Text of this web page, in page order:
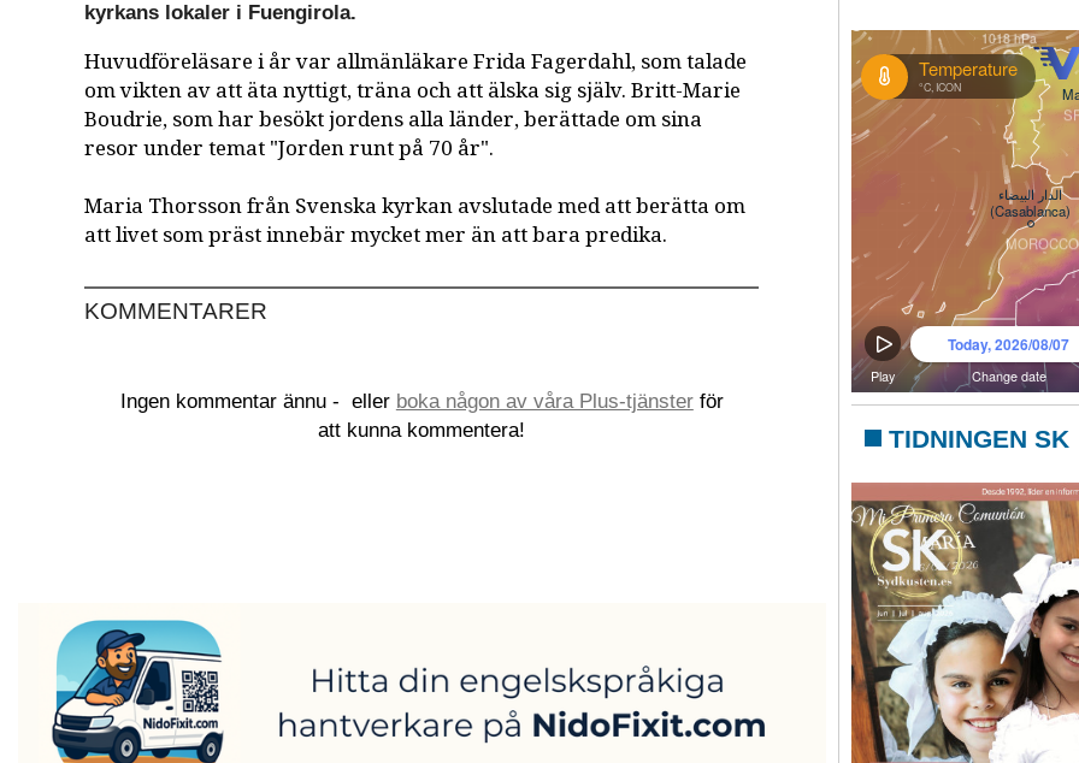
kyrkans lokaler i Fuengirola.
Huvudföreläsare i år var allmänläkare Frida Fagerdahl, som talade
om vikten av att äta nyttigt, träna och att älska sig själv. Britt-Marie
Boudrie, som har besökt jordens alla länder, berättade om sina
resor under temat "Jorden runt på 70 år".
Maria Thorsson från Svenska kyrkan avslutade med att berätta om
att livet som präst innebär mycket mer än att bara predika.
KOMMENTARER
Ingen kommentar ännu - eller boka någon av våra Plus-tjänsterför
att kunna kommentera!
TIDNINGEN SK